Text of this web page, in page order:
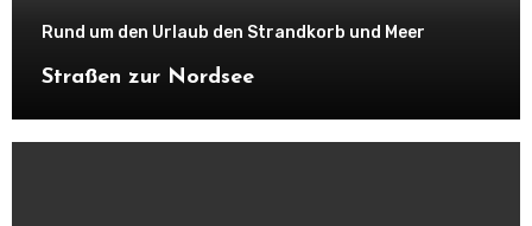
Rund um den Urlaub den Strandkorb und Meer
Straßen zur Nordsee